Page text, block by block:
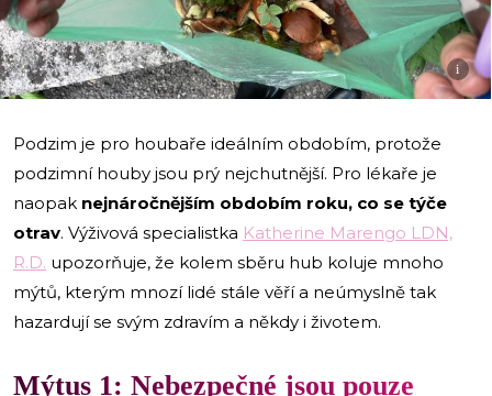
i
Podzim je pro houbaře ideálním obdobím, protože
podzimní houby jsou prý nejchutnější. Pro lékaře je
naopak nejnáročnějším obdobím roku, co se týče
otrav. Výživová specialistka Katherine Marengo LDN,
R.D. upozorňuje, že kolem sběru hub koluje mnoho
mýtů, kterým mnozí lidé stále věří a neúmyslně tak
hazardují se svým zdravím a někdy i životem.
Mýtus 1: Nebezpečné jsou pouze